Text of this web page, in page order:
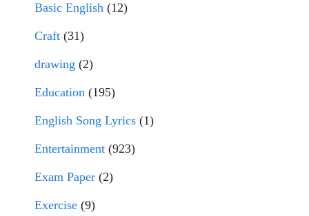
Basic English (12)
Craft (31)
drawing (2)
Education (195)
English Song Lyrics (1)
Entertainment (923)
Exam Paper (2)
Exercise (9)